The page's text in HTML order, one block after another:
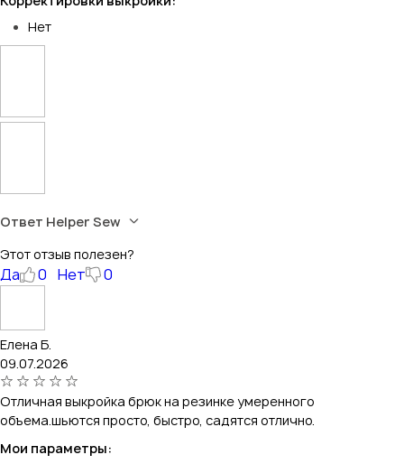
Нет
Ответ Helper Sew
Этот отзыв полезен?
Да 0 Нет 0
Елена Б.
09.07.2026
Отличная выкройка брюк на резинке умеренного
объема.шьются просто, быстро, садятся отлично.
Мои параметры: